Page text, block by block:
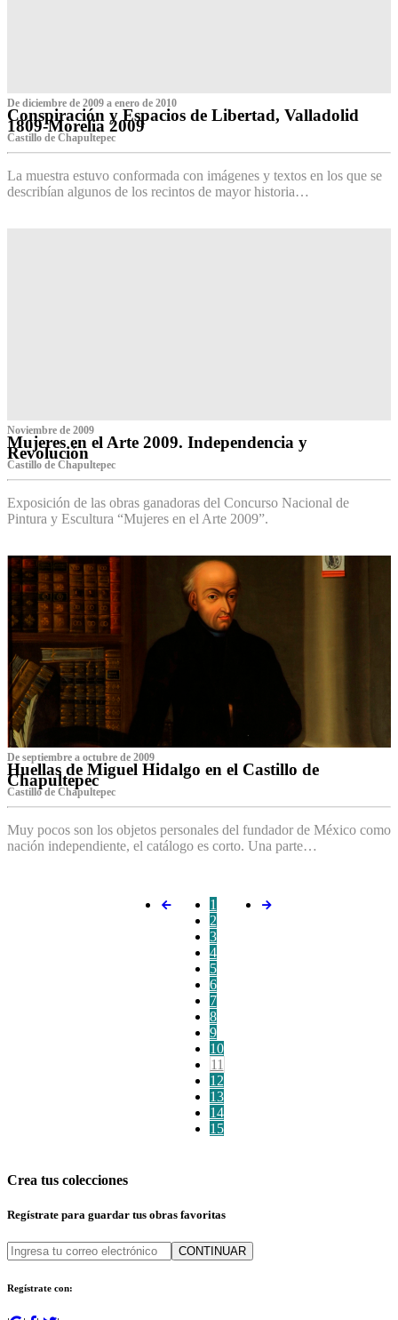
De diciembre de 2009 a enero de 2010
Conspiración y Espacios de Libertad, Valladolid
1809-Morelia 2009
Castillo de Chapultepec
La muestra estuvo conformada con imágenes y textos en los que se
describían algunos de los recintos de mayor historia…
Noviembre de 2009
Mujeres en el Arte 2009. Independencia y
Revolución
Castillo de Chapultepec
Exposición de las obras ganadoras del Concurso Nacional de
Pintura y Escultura “Mujeres en el Arte 2009”.
De septiembre a octubre de 2009
Huellas de Miguel Hidalgo en el Castillo de
Chapultepec
Castillo de Chapultepec
Muy pocos son los objetos personales del fundador de México como
nación independiente, el catálogo es corto. Una parte…
1
2
3
4
5
6
7
8
9
10
11
12
13
14
15
Crea tus colecciones
Regístrate para guardar tus obras favoritas
CONTINUAR
Regístrate con: